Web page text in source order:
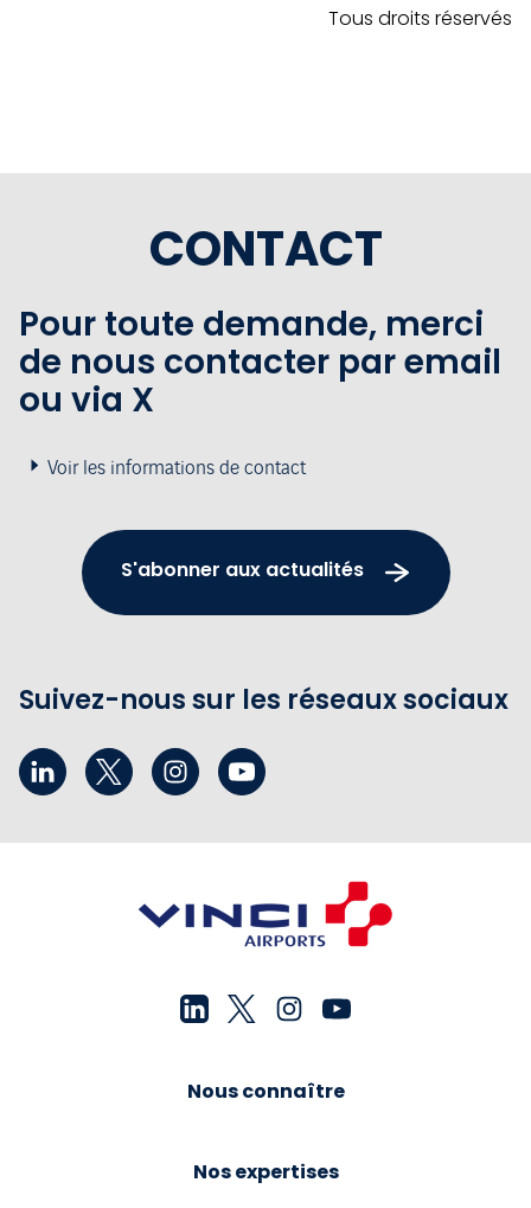
Tous droits réservés
CONTACT
Pour toute demande, merci
de nous contacter par email
ou via X
Voir les informations de contact
S'abonner aux actualités
Suivez-nous sur les réseaux sociaux
Nous connaître
Nos expertises